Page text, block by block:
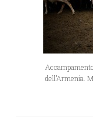
dell’Armenia.